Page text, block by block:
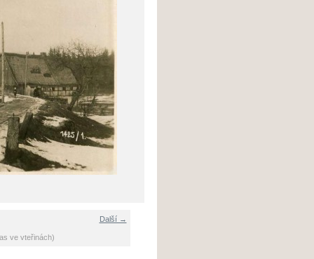
Další →
ve vteřinách)